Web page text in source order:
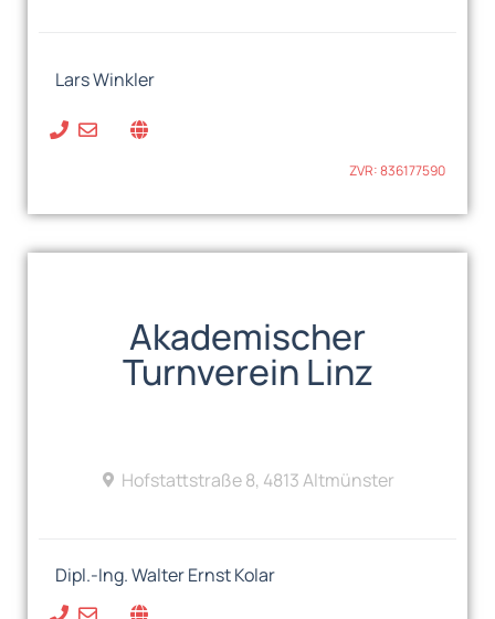
Lars Winkler
ZVR: 836177590
Akademischer
Turnverein Linz
Hofstattstraße 8, 4813 Altmünster
Dipl.-Ing. Walter Ernst Kolar